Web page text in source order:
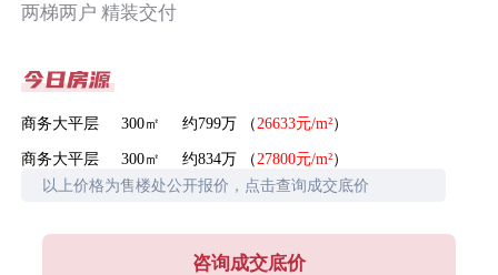
两梯两户 精装交付
商务大平层 300㎡ 约799万 （26633元/m²）
商务大平层 300㎡ 约834万 （27800元/m²）
以上价格为售楼处公开报价，点击查询成交底价
咨询成交底价